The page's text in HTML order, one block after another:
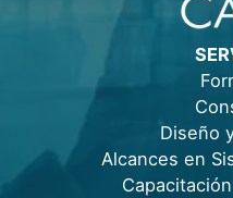
Diseño
Alcances en